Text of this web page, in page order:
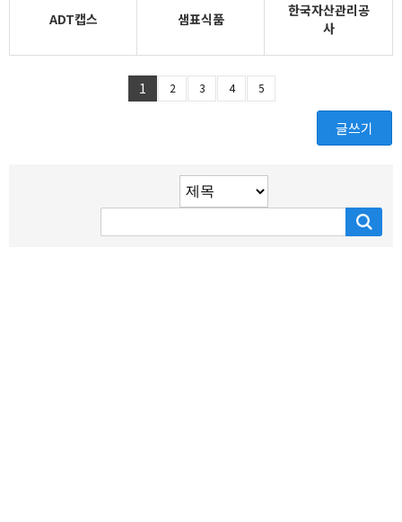
ADT캡스 샘표식품
한국자산관리공
사
1 2 3 4 5
글쓰기